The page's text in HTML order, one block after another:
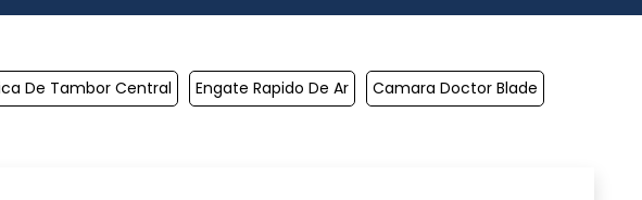
De Tambor Central Engate Rapido De Ar Camara Doctor Blade